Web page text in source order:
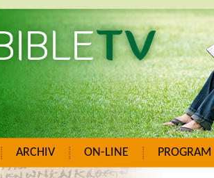
ARCHIV ON-LINE PROGRAM